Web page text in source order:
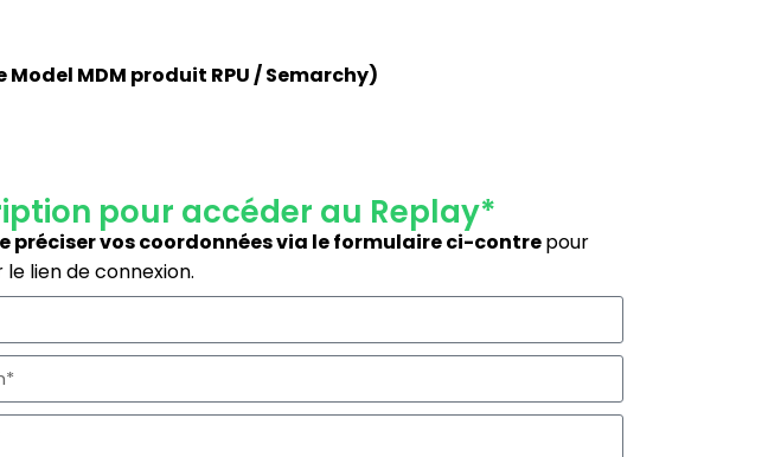
MDM produit RPU / Semarchy)
pour accéder au Replay*
préciser vos coordonnées via le formulaire ci-contrepour
lien de connexion.